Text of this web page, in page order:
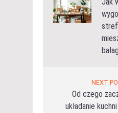
NEXT
Od czego
układanie